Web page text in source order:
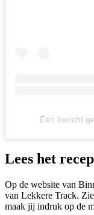
Een bericht
Lees het
Op de website van
van Lekkere Track.
maak jij indruk op de